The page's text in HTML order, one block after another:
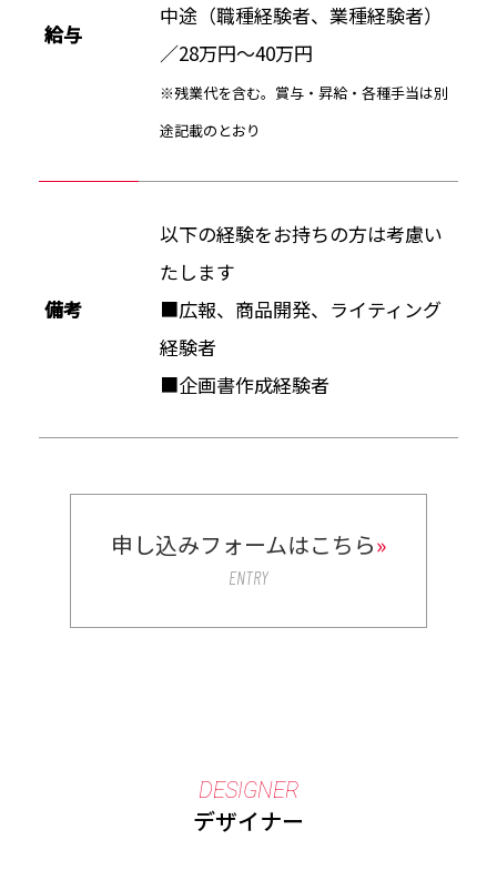
給与
中途（職種経験者、業種経験者）
／28万円～40万円
※残業代を含む。賞与・昇給・各種手当は別
途記載のとおり
備考
以下の経験をお持ちの方は考慮い
たします
■広報、商品開発、ライティング
経験者
■企画書作成経験者
申し込みフォームはこちら»
ENTRY
DESIGNER
デザイナー